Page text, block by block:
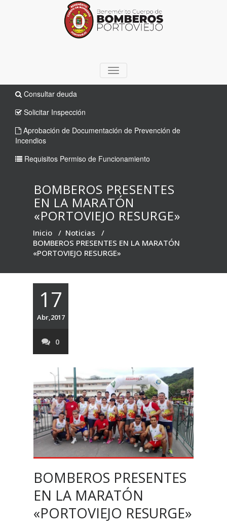
TOGGLE
NAVIGATION
Consultar deuda
Solicitar Inspección
Aprobación de Documentación de Prevención de
Incendios
Requisitos Permiso de Funcionamiento
BOMBEROS PRESENTES
EN LA MARATÓN
«PORTOVIEJO RESURGE»
Inicio / Noticias /
BOMBEROS PRESENTES EN LA MARATÓN
«PORTOVIEJO RESURGE»
17
Abr,2017
0
BOMBEROS PRESENTES
EN LA MARATÓN
«PORTOVIEJO RESURGE»